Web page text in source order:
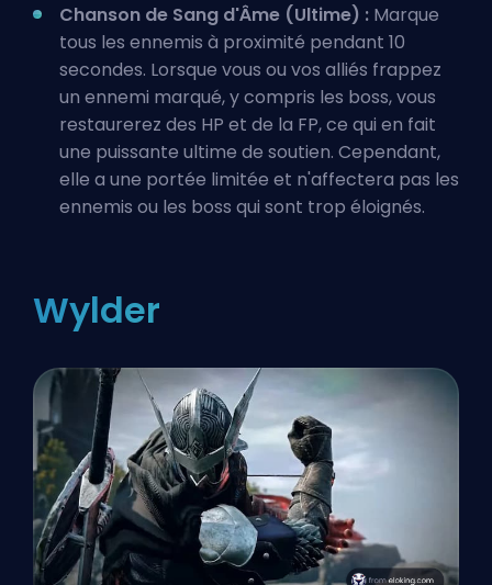
Chanson de Sang d'Âme (Ultime) : Marque
tous les ennemis à proximité pendant 10
secondes. Lorsque vous ou vos alliés frappez
un ennemi marqué, y compris les boss, vous
restaurerez des HP et de la FP, ce qui en fait
une puissante ultime de soutien. Cependant,
elle a une portée limitée et n'affectera pas les
ennemis ou les boss qui sont trop éloignés.
Wylder